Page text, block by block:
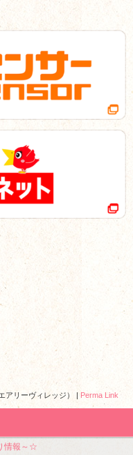
アリーヴィレッジ） | Perma Link
情報～☆